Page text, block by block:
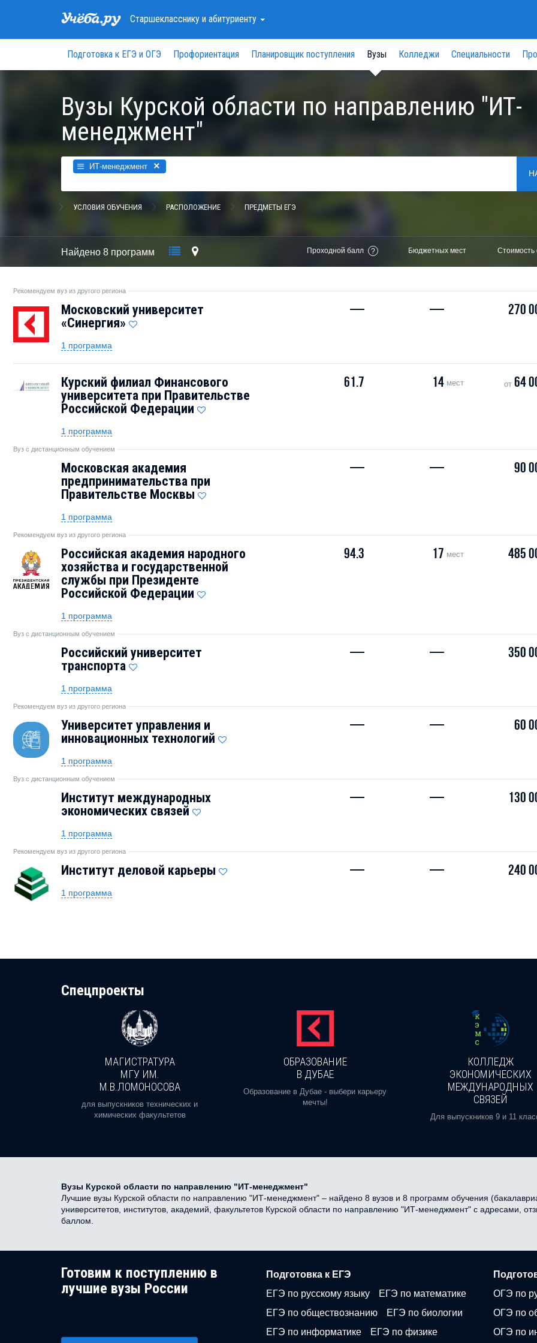
Старшеклассникуи абитуриенту
Подготовка к ЕГЭ и ОГЭ Профориентация Планировщик поступления Вузы Колледжи Специальности
Вузы Курской области по направлению "ИТ-
менеджмент"
ИТ-менеджмент ×
УСЛОВИЯ ОБУЧЕНИЯ РАСПОЛОЖЕНИЕ ПРЕДМЕТЫ ЕГЭ
Найдено 8 программ Проходной балл ? Бюджетных мест Стоимость
Рекомендуем вуз из другого региона
Московский университет
«Синергия»
— — 270
1 программа
Курский филиал Финансового
университета при Правительстве
Российской Федерации
61.7 14мест от 64
1 программа
Вуз с дистанционным обучением
Московская академия
предпринимательства при
Правительстве Москвы
— — 90
1 программа
Рекомендуем вуз из другого региона
Российская академия народного
хозяйства и государственной
службы при Президенте
Российской Федерации
94.3 17 мест 485
1 программа
Вуз с дистанционным обучением
Российский университет
транспорта
— — 350
1 программа
Рекомендуем вуз из другого региона
Университет управления и
инновационных технологий
— — 60
1 программа
Вуз с дистанционным обучением
Институт международных
экономических связей
— — 130
1 программа
Рекомендуем вуз из другого региона
Институт деловой карьеры — — 240
1 программа
Cпецпроекты
МАГИСТРАТУРА
МГУ ИМ.
М.В.ЛОМОНОСОВА
для выпускников технических и
химических факультетов
ОБРАЗОВАНИЕ
В ДУБАЕ
Образование в Дубае - выбери карьеру
мечты!
КОЛЛЕДЖ
ЭКОНОМИЧЕСКИХ
МЕЖДУНАРОДНЫХ
СВЯЗЕЙ
Для выпускников 9 и 11
Вузы Курской области по направлению "ИТ-менеджмент"
Лучшие вузы Курской области по направлению "ИТ-менеджмент" – найдено 8 вузов и 8 программ обучения
университетов, институтов, академий, факультетов Курской области по направлению "ИТ-менеджмент" с адресами,
баллом.
Готовим к поступлению в
лучшие вузы России
Подготовка к ЕГЭ
ЕГЭ по русскому языку
ЕГЭ по математике
ЕГЭ по обществознанию
ЕГЭ по биологии
ЕГЭ по информатике
ЕГЭ по физике
ОГЭ по
ОГЭ по
ОГЭ по